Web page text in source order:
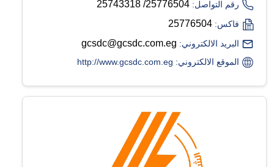
رقم التواصل: 25776504/ 25743318
فاكس: 25776504
البريد الالكتروني: gcsdc@gcsdc.com.eg
الموقع الالكتروني: http://www.gcsdc.com.eg